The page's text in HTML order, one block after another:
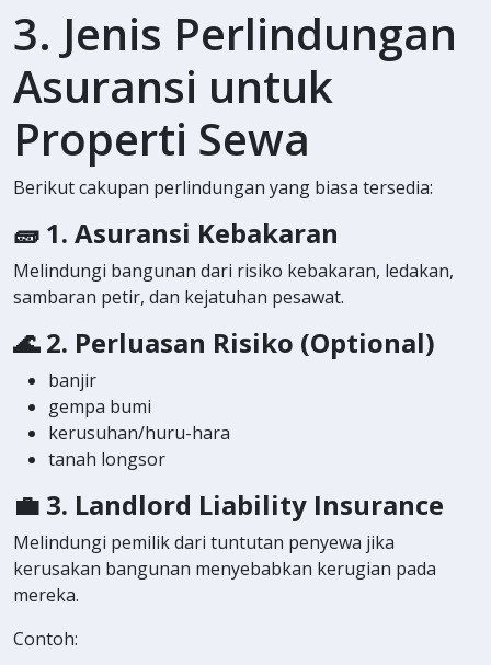
3. Jenis Perlindungan
Asuransi untuk
Properti Sewa
Berikut cakupan perlindungan yang biasa tersedia:
🧱 1. Asuransi Kebakaran
Melindungi bangunan dari risiko kebakaran, ledakan,
sambaran petir, dan kejatuhan pesawat.
🌊2. Perluasan Risiko (Optional)
banjir
gempa bumi
kerusuhan/huru-hara
tanah longsor
💼 3. Landlord Liability Insurance
Melindungi pemilik dari tuntutan penyewa jika
kerusakan bangunan menyebabkan kerugian pada
mereka.
Contoh: